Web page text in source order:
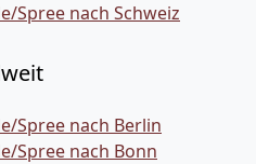
Spree nach Schweiz
Spree nach Berlin
Spree nach Bonn